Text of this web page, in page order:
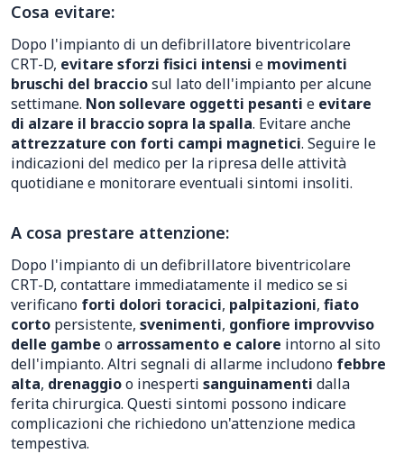
Cosa evitare:
Dopo l'impianto di un defibrillatore biventricolare
CRT-D, evitare sforzi fisici intensi e movimenti
bruschi del bracciosul lato dell'impianto per alcune
settimane. Non sollevare oggetti pesanti e evitare
di alzare il braccio sopra la spalla. Evitare anche
attrezzature con forti campi magnetici. Seguire le
indicazioni del medico per la ripresa delle attività
quotidiane e monitorare eventuali sintomi insoliti.
A cosa prestare attenzione:
Dopo l'impianto di un defibrillatore biventricolare
CRT-D, contattare immediatamente il medico se si
verificano forti dolori toracici, palpitazioni, fiato
corto persistente, svenimenti, gonfiore improvviso
delle gambe o arrossamento e calore intorno al sito
dell'impianto. Altri segnali di allarme includono febbre
alta, drenaggioo inesperti sanguinamenti dalla
ferita chirurgica. Questi sintomi possono indicare
complicazioni che richiedono un'attenzione medica
tempestiva.